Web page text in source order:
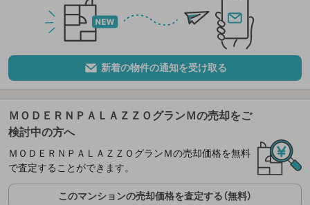
新着の物件の通知を受け取る
ＭＯＤＥＲＮＰＡＬＡＺＺＯグランＭの売却をご
検討中の方へ
ＭＯＤＥＲＮＰＡＬＡＺＺＯグランＭの売却価格を無料
で査定することができます。
このマンションの売却価格を査定する（無料）